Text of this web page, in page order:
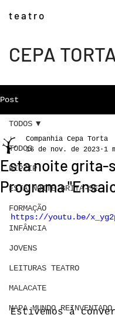
CEPA
t e a t r o
Post
TODOS
BIPZIP
ESTA NOITE GRITA-SE
FORMAÇÃO
INFÂNCIA
JOVENS
LEITURAS TEATRO
MALACATE
MAPA MUNDO REINVENTADO
TODOS
Esta noite grita-
Programa
Companhia Cepa Torta
16 de nov. de 2023 1
https://youtu.be/
Estivemos à